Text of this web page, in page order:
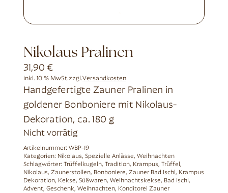
Nikolaus Pralinen
31,90 €
inkl. 10 % MwSt.zzgl.Versandkosten
Handgefertigte Zauner Pralinen in
goldener Bonboniere mit Nikolaus-
Dekoration, ca. 180 g
Nicht vorrätig
Artikelnummer: WBP-19
Kategorien: Nikolaus, Spezielle Anlässe, Weihnachten
Schlagwörter:
Trüffelkugeln, Tradition, Krampus, Trüffel ,
Nikolaus, Zaunerstollen, Bonboniere, Zauner Bad Ischl , Krampus
Dekoration, Kekse, Süßwaren, Weihnachtskekse, Bad Ischl ,
Advent, Geschenk, Weihnachten, Konditorei Zauner